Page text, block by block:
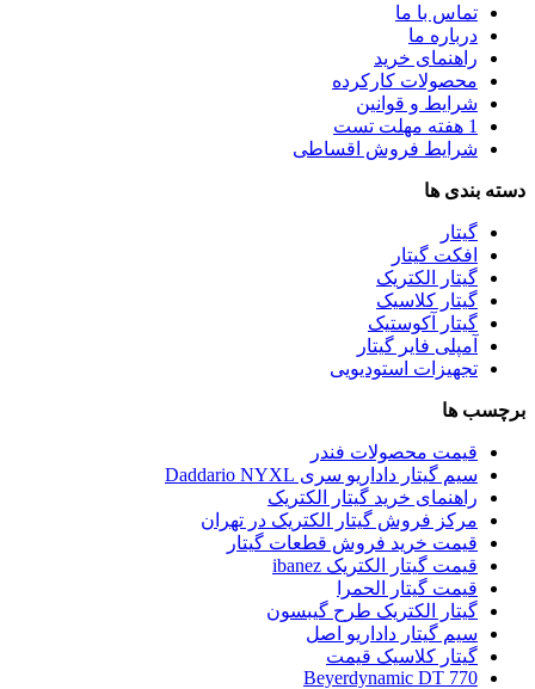
تماس با ما
درباره ما
راهنمای خرید
محصولات کارکرده
شرایط و قوانین
1 هفته مهلت تست
شرایط فروش اقساطی
دسته بندی ها
گیتار
افکت گیتار
گیتار الکتریک
گیتار کلاسیک
گیتار آکوستیک
آمپلی فایر گیتار
تجهیزات استودیویی
برچسب ها
قیمت محصولات فندر
سیم گیتار داداریو سری Daddario NYXL
راهنمای خرید گیتار الکتریک
مرکز فروش گیتار الکتریک در تهران
قیمت خرید فروش قطعات گیتار
قیمت گیتار الکتریک ibanez
قیمت گیتار الحمرا
گیتار الکتریک طرح گیبسون
سیم گیتار داداریو اصل
گیتار کلاسیک قیمت
Beyerdynamic DT 770